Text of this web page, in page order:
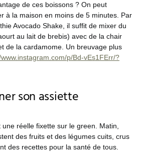
de ces boissons ? On peut
à la maison en moins de 5 minutes. Par
Avocado Shake, il suffit de mixer du
au lait de brebis) avec de la chair
de la cardamome. Un breuvage plus
p/Bd-vEs1FErr/?
son assiette
réelle fixette sur le green. Matin,
des fruits et des légumes cuits, crus
des recettes pour la santé de tous.